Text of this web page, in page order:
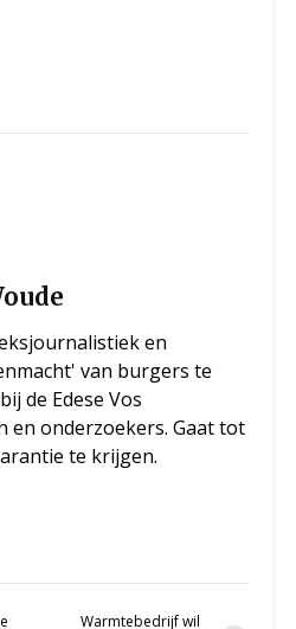
en
van burgers te
de Edese Vos
en onderzoekers. Gaat tot
te krijgen.
Warmtebedrijf wil